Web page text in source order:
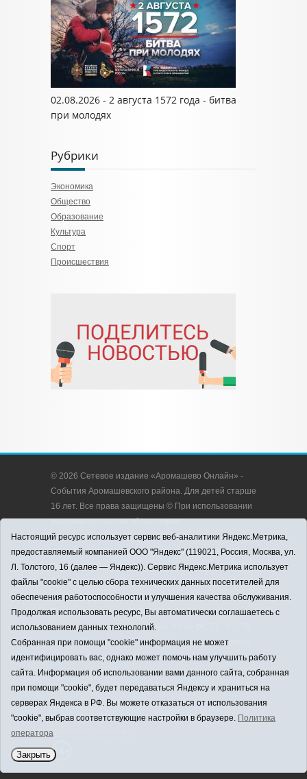
02.08.2026 - 2 августа 1572 года - битва
при молодях
Рубрики
Экономика
Общество
Образование
Культура
Спорт
Происшествия
© 2026 Сетевое издание «Аромашево Онлайн» -
События Аромашевского района. Для детей старше
16 лет. Все права защищены © При использовании
материалов ссылка обязательна.
Адрес редакции: 627350, Россия, Тюменская
область, Аромашевский район, с. Аромашево, ул.
Кирова, д. 13.
Адрес электронной почты редакции:
strudu72@obl72.ru
Телефон редакции: 8 (34545) 2-30-58
Регистрационный номер СМИ ЭЛ № ФС 77 - 65176
выдано Федеральной службой по надзору в сфере
связи, информационных технологий и массовых
коммуникаций (Роскомнадзор) 28.03.2016 г.
Учредитель: АНО «Информационно-издательский
центр «Слава труду».
Главный редактор: А.Н. Барабанщиков
Политика оператора
Настоящий ресурс использует сервис веб-аналитики Яндекс.Метрика,
предоставляемый компанией ООО "Яндекс" (119021, Россия, Москва, ул.
Л. Толстого, 16 (далее — Яндекс)). Сервис Яндекс.Метрика использует
файлы "cookie" с целью сбора технических данных посетителей для
обеспечения работоспособности и улучшения качества обслуживания.
Продолжая использовать ресурс, Вы автоматически соглашаетесь с
использованием данных технологий.
Собранная при помощи "cookie" информация не может
идентифицировать вас, однако может помочь нам улучшить работу
сайта. Информация об использовании вами данного сайта, собранная
при помощи "cookie", будет передаваться Яндексу и храниться на
серверах Яндекса в РФ. Вы можете отказаться от использования
"cookie", выбрав соответствующие настройки в браузере. Политика
оператора
Закрыть